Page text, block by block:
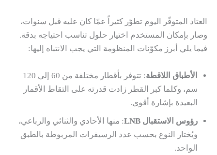
العتاد المتوفّر اليوم تطوّر كثيراً عمّا كان عليه قبل سنوات،
وصار بإمكان المستخدم اختيار حلول تناسب احتياجه بدقة.
فيما يلي أبرز مكوّنات المنظومة التي يجب الانتباه إليها:
الأطباق اللاقطة
: تتوفر بأقطار مختلفة من 60 إلى 120
سم، وكلما كبر القطر زادت قدرته على التقاط الأقمار
البعيدة بإشارة أقوى.
رؤوس الاستقبال LNB
: منها الأحادي والثنائي والرباعي،
ويُختار النوع بحسب عدد الرسيفرات المربوطة بالطبق
الواحد.